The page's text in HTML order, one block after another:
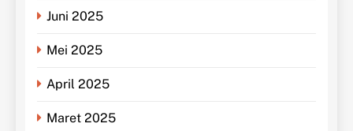
Juni 2025
Mei 2025
April 2025
Maret 2025